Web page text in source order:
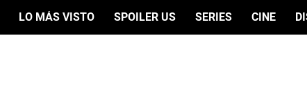
LO MÁS VISTO SPOILER US SERIES CINE